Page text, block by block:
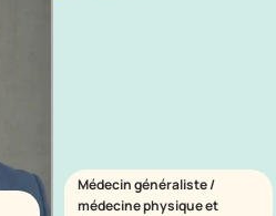
Médecin généraliste /
médecine physique et